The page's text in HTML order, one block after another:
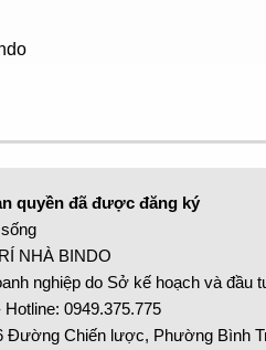
quyền đã được đăng ký
NHÀ BINDO
nghiệp do Sở kế hoạch và đầu
Hotline: 0949.375.775
Đường Chiến lược, Phường Bình